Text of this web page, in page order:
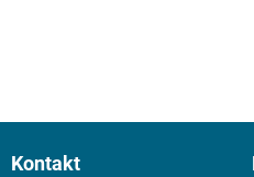
Kontakt